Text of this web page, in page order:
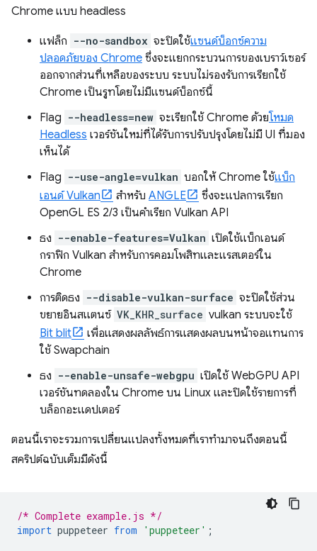
Chrome แบบ headless
แฟล็ก --no-sandbox จะปิดใช้แซนด์บ็อกซ์ความ
ปลอดภัยของ Chrome ซึ่งจะแยกกระบวนการของเบราว์เซอร์
ออกจากส่วนที่เหลือของระบบ ระบบไม่รองรับการเรียกใช้
Chrome เป็นรูทโดยไม่มีแซนด์บ็อกซ์นี้
Flag --headless=new จะเรียกใช้ Chrome ด้วยโหมด
Headless เวอร์ชันใหม่ที่ได้รับการปรับปรุงโดยไม่มี UI ที่มอง
เห็นได้
Flag --use-angle=vulkan บอกให้ Chrome ใช้แบ็ก
เอนด์ Vulkan
สำหรับ ANGLE
ซึ่งจะแปลการเรียก
OpenGL ES 2/3 เป็นคําเรียก Vulkan API
ธง --enable-features=Vulkan เปิดใช้แบ็กเอนด์
กราฟิก Vulkan สําหรับการคอมโพสิทและแรสเตอร์ใน
Chrome
การติดธง --disable-vulkan-surface จะปิดใช้ส่วน
ขยายอินสแตนซ์ VK_KHR_surface vulkan ระบบจะใช้
Bit blit
เพื่อแสดงผลลัพธ์การแสดงผลบนหน้าจอแทนการ
ใช้ Swapchain
ธง --enable-unsafe-webgpu เปิดใช้ WebGPU API
เวอร์ชันทดลองใน Chrome บน Linux และปิดใช้รายการที่
บล็อกอะแดปเตอร์
ตอนนี้เราจะรวมการเปลี่ยนแปลงทั้งหมดที่เราทำมาจนถึงตอนนี้
สคริปต์ฉบับเต็มมีดังนี้
/* Complete example.js */
import puppeteer from 'puppeteer' ;